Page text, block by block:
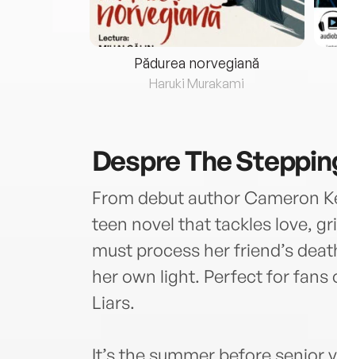
Pădurea norvegiană
Haruki Murakami
DespreThe
From debut author Cameron
teen novel that tackles love,
must process her friend’s
her own light. Perfect for fans
Liars.
It’s the summer before senior